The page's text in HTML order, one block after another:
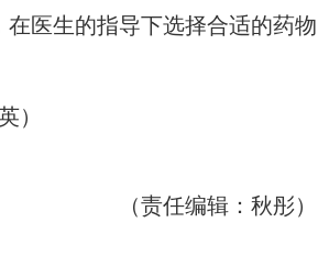
医生的指导下选择合适的药物
）
（责任编辑：秋彤）